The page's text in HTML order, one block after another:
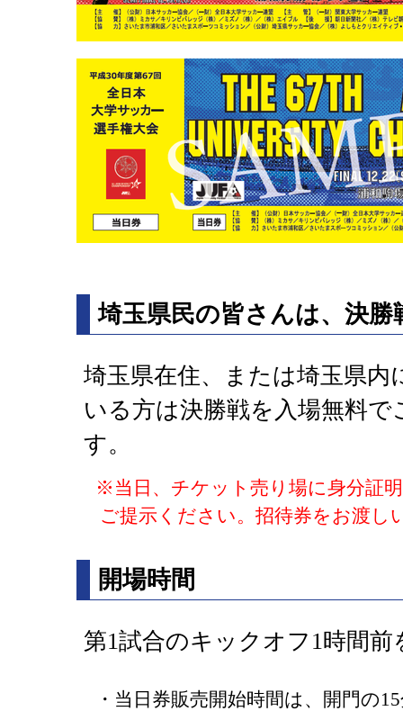
埼玉県民の皆さんは、決勝
埼玉県在住、または埼玉県内
いる方は決勝戦を入場無料
す。
※当日、チケット売り場に身分証
ご提示ください。招待券をお渡し
開場時間
第1試合のキックオフ1時間前
・当日券販売開始時間は、開門の